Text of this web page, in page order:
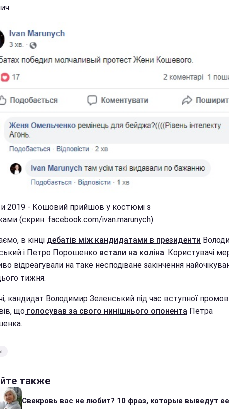
2019 - Кошовий прийшов у костюмі з
(скрин: facebook.com/ivan.marunych)
в кінці дебатів між кандидатами в президенти
і Петро Порошенко встали на коліна. Користувачі
відреагували на таке несподіване закінчення
тижня.
кандидат Володимир Зеленський під час вступної
що голосував за свого нинішнього опонента Петра
также
Свекровь вас не любит? 10 фраз, которые выведут